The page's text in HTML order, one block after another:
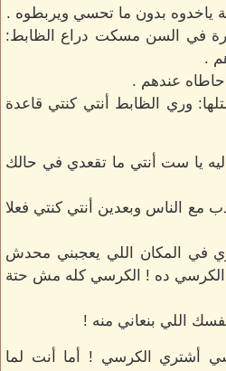
ياخدوه بدون ما تحسي ويربطوه .
في السن مسكت دراع الظابط:
.
حاطاه عندهم .
وري الظابط أنتي كنتي قاعدة
يا ست أنتي ما تقعدي في حالك
مع الناس وبعدين أنتي كنتي فعلا
في المكان اللي يعجبني محدش
الكرسي ده ! الكرسي كله مش حتة
اللي بنعاني منه !
أشتري الكرسي ! أما أنت لما